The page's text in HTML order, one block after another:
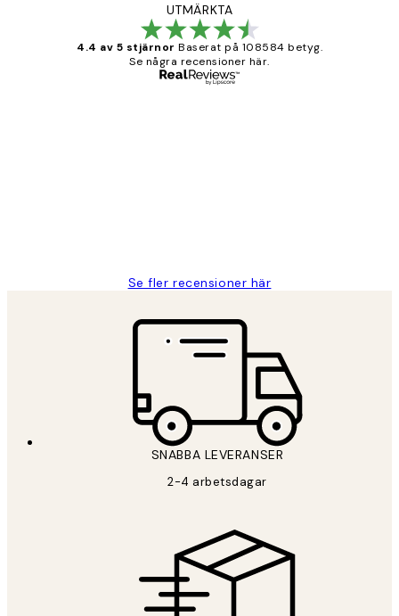
UTMÄRKTA
4.4 av 5 stjärnor Baserat på 108584 betyg.
Se några recensioner här.
Se fler recensioner här
SNABBA LEVERANSER
2-4 arbetsdagar